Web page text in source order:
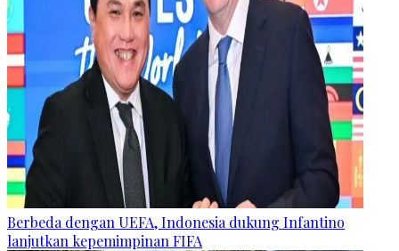
Berbeda dengan UEFA, Indonesia dukung Infantino
lanjutkan kepemimpinan FIFA